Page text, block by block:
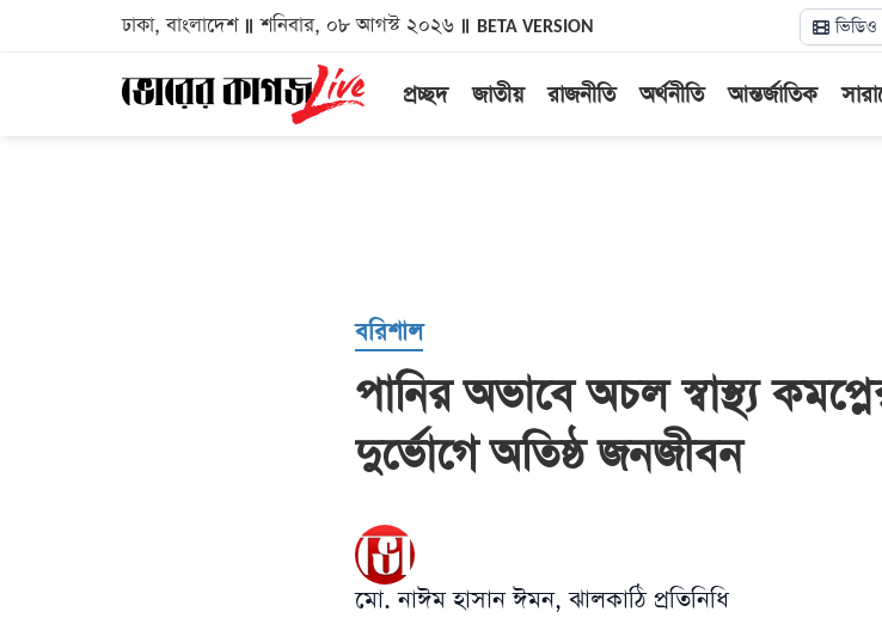
ঢাকা, বাংলাদেশ শনিবার, ০৮ আগস্ট ২০২৬ BETA VERSION ভিডিও
প্রচ্ছদ জাতীয় রাজনীতি অর্থনীতি আন্তর্জাতিক
বরিশাল
পানির অভাবে অচল স্বাস্থ্য
দুর্ভোগে অতিষ্ঠ জনজীবন
‎মো. নাঈম হাসান ঈমন, ঝালকাঠি প্রতিনিধি